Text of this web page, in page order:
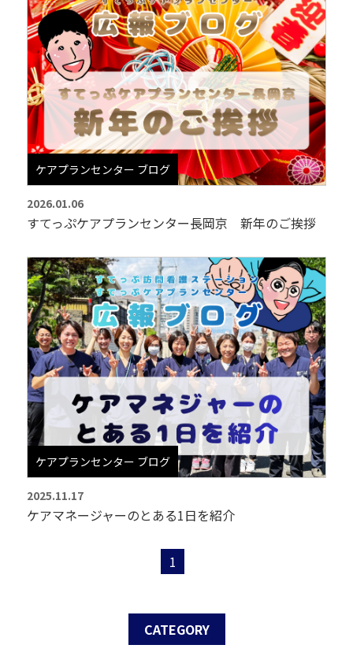
ケアプランセンター ブログ
2026.01.06
すてっぷケアプランセンター長岡京 新年のご挨拶
ケアプランセンター ブログ
2025.11.17
ケアマネージャーのとある1日を紹介
1
CATEGORY